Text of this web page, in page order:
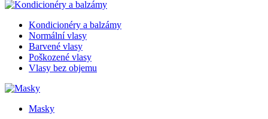
Kondicionéry a balzámy
Normální vlasy
Barvené vlasy
Poškozené vlasy
Vlasy bez objemu
Masky